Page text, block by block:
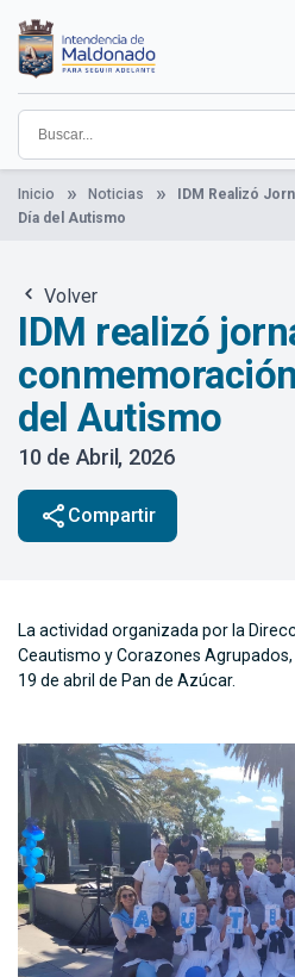
contenido
principal
Institucional
Municipios
Descubre Maldonado
Comunicación
Servicios
Guía De Trámites
Ver Noticias
Inicio Noticias
IDM Realizó
Día del Autismo
Volver
IDM realizó
del Autismo
10 de Abril, 2026
share Compartir
La actividad organizada por la
Ceautismo y Corazones
19 de abril de Pan de Azúcar.